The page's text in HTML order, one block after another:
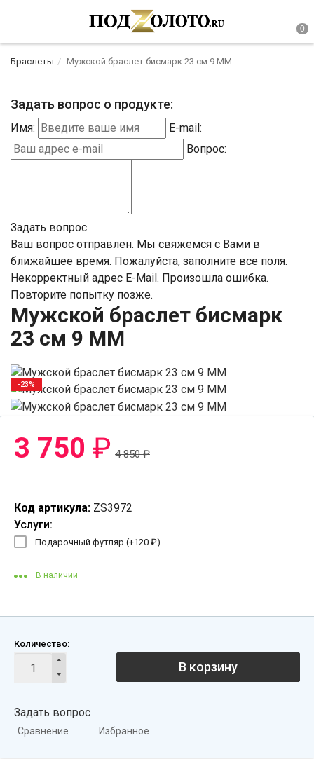
Браслеты Мужской браслет бисмарк 23 см 9 ММ
Задать вопрос о продукте:
Имя:
E-mail:
Вопрос:
Задать вопрос
Ваш вопрос отправлен. Мы свяжемся с Вами в
ближайшее время. Пожалуйста, заполните все поля.
Некорректный адрес E-Mail. Произошла ошибка.
Повторите попытку позже.
Мужской браслет бисмарк
23 см 9 ММ
-23%
3 750 ₽ 4 850₽
Код артикула: ZS3972
Услуги:
Подарочный футляр (+120 ₽)
В наличии
Количество:
В корзину
Задать вопрос
Сравнение Избранное